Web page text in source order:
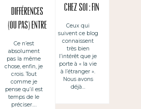
Différences
(ou pas) entre
un expat et
une vie à
l’étranger ?
Ce n’est
absolument
pas la même
chose, enfin, je
crois. Tout
comme je
pense qu’il est
temps de le
préciser….
chez soi : fin
d’une
expatriation ?
Ceux qui
suivent ce blog
connaissent
très bien
l’intérêt que je
porte à « la vie
à l’étranger ».
Nous avons
déjà…